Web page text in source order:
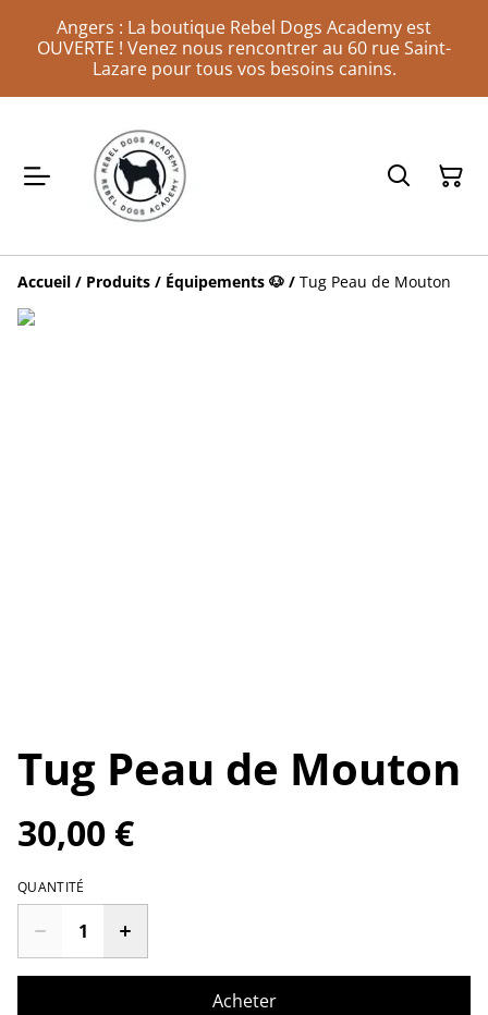
Angers : La boutique Rebel Dogs Academy est
OUVERTE ! Venez nous rencontrer au 60 rue Saint-
Lazare pour tous vos besoins canins.
Accueil / Produits / Équipements 🐶 / Tug Peau de Mouton
Tug Peau de Mouton
30,00 €
QUANTITÉ
Acheter